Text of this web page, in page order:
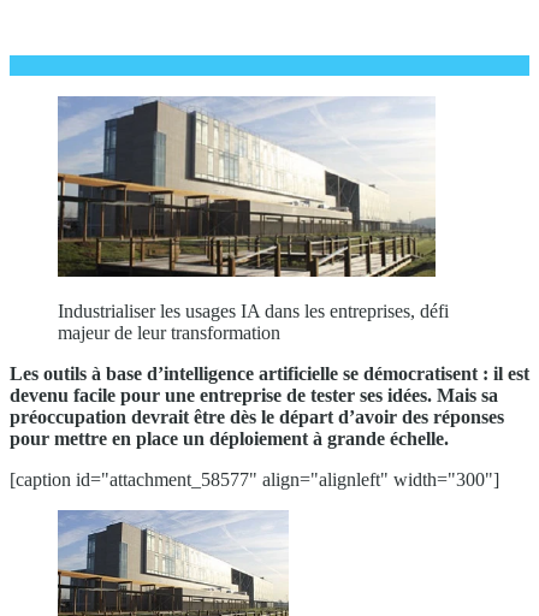
Industrialiser les usages IA dans les entreprises, défi
majeur de leur transformation
Les outils à base d’intelligence artificielle se démocratisent : il est
devenu facile pour une entreprise de tester ses idées. Mais sa
préoccupation devrait être dès le départ d’avoir des réponses
pour mettre en place un déploiement à grande échelle.
[caption id="attachment_58577" align="alignleft" width="300"]